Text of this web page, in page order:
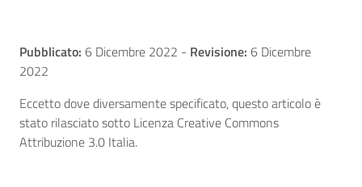
Pubblicato: 6 Dicembre 2022 - Revisione: 6 Dicembre
2022
Eccetto dove diversamente specificato, questo articolo è
stato rilasciato sotto Licenza Creative Commons
Attribuzione 3.0 Italia.